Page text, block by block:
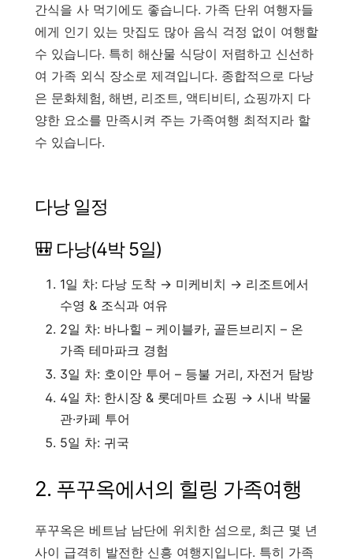
간식을 사 먹기에도 좋습니다. 가족 단위 여행자들
에게 인기 있는 맛집도 많아 음식 걱정 없이 여행할
수 있습니다. 특히 해산물 식당이 저렴하고 신선하
여 가족 외식 장소로 제격입니다. 종합적으로 다낭
은 문화체험, 해변, 리조트, 액티비티, 쇼핑까지 다
양한 요소를 만족시켜 주는 가족여행 최적지라 할
수 있습니다.
다낭 일정
🎒 다낭(4박 5일)
1일 차: 다낭 도착 → 미케비치 → 리조트에서
수영 & 조식과 여유
2일 차: 바나힐 – 케이블카, 골든브리지 – 온
가족 테마파크 경험
3일 차: 호이안 투어 – 등불 거리, 자전거 탐방
4일 차: 한시장 & 롯데마트 쇼핑 → 시내 박물
관·카페 투어
5일 차: 귀국
2. 푸꾸옥에서의 힐링 가족여행
푸꾸옥은 베트남 남단에 위치한 섬으로, 최근 몇 년
사이 급격히 발전한 신흥 여행지입니다. 특히 가족